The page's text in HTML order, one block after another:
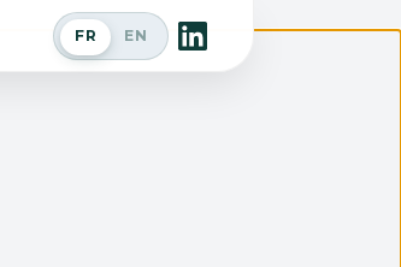
FR EN
Passer en anglais